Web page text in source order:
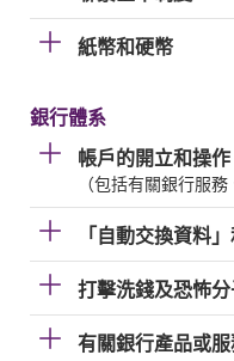
紙幣和硬幣
銀行體系
帳戶的開立和操作
（包括有關銀行服
「自動交換資料
打擊洗錢及恐怖
有關銀行產品或